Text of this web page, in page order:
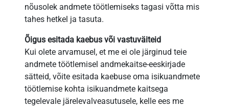
nõusolek andmete töötlemiseks tagasi võtta mis
tahes hetkel ja tasuta.
Õigus esitada kaebus või vastuväiteid
Kui olete arvamusel, et me ei ole järginud teie
andmete töötlemisel andmekaitse-eeskirjade
sätteid, võite esitada kaebuse oma isikuandmete
töötlemise kohta isikuandmete kaitsega
tegelevale järelevalveasutusele, kelle ees me